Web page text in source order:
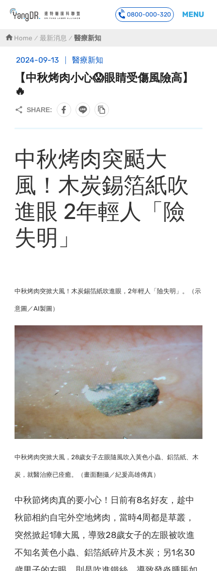
到主要內容
0800-000-320 MENU
Home 最新消息 醫療新知
2024-09-13 醫療新知
【中秋烤肉小心😱眼睛受傷風險高】
🔥
中秋烤肉突颳大
風！木炭錫箔紙吹
進眼 2年輕人「險
失明」
中秋烤肉突掀大風！木炭錫箔紙吹進眼，2年輕人「險失明」。（示
意圖／AI製圖）
中秋烤肉突掀大風，28歲女子左眼隨風吹入黃色小蟲、鋁箔紙、木
炭，就醫治療已痊癒。（畫面翻攝／紀爰高雄傳真）
中秋節烤肉真的要小心！日前有8名好友，趁中
秋節相約自宅外空地烤肉，當時4周都是草叢，
突然掀起1陣大風，導致28歲女子的左眼被吹進
不知名黃色小蟲、鋁箔紙碎片及木炭；另1名30